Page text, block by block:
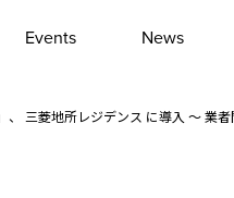
Events News
、 三菱地所レジデンス に導入 〜 業